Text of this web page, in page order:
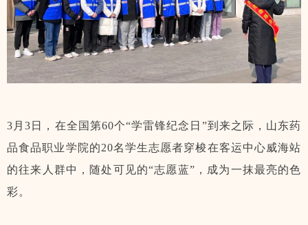
3月3日，在全国第60个“学雷锋纪念日”到来之际，山东药
品食品职业学院的20名学生志愿者穿梭在客运中心威海站
的往来人群中，随处可见的“志愿蓝”，成为一抹最亮的色
彩。